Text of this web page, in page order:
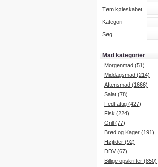
Tøm køleskabet
Kategori
Søg
Mad kategorier
Morgenmad (51)
Middagsmad (214)
Aftensmad (1666)
Salat (78)
Fedtfattig (427)
Fisk (224)
Grill (77)
Brød og Kager (191)
Højtider (92)
DDV (67)
Billige opskrifter (850)